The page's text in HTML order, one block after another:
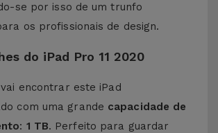
se por isso de um trunfo
os profissionais de design.
do iPad Pro 11 2020
encontrar este iPad
com uma grande capacidade de
: 1 TB. Perfeito para guardar